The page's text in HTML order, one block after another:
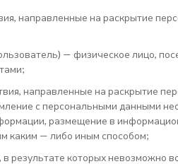
направленные на раскрытие
— физическое лицо,
направленные на раскрытие
с персональными данными
размещение в
каким — либо иным способом;
результате которых невозможно